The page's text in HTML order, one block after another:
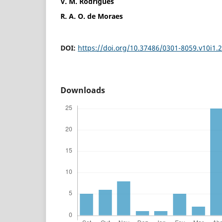
R. A. O. de Moraes
DOI: https://doi.org/10.37486/0301-
Downloads